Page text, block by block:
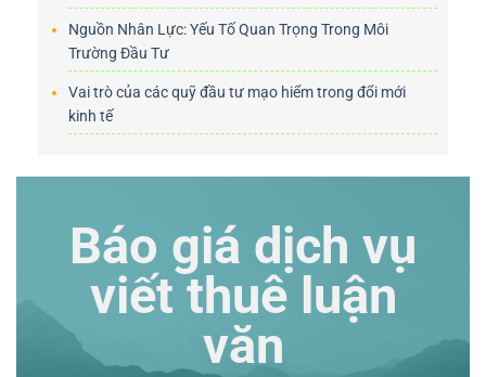
Nguồn Nhân Lực: Yếu Tố Quan Trọng Trong Môi
Trường Đầu Tư
Vai trò của các quỹ đầu tư mạo hiểm trong đổi mới
kinh tế
Báo giá dịch vụ
viết thuê luận
văn